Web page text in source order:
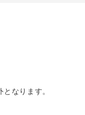
なります。